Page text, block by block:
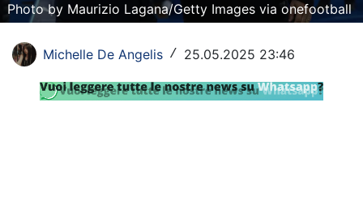
Vela
SHOP LAZIO
Contatti
Photo by Maurizio Lagana/Getty Images via onefootball
Michelle De Angelis / 25.05.2025 23:46